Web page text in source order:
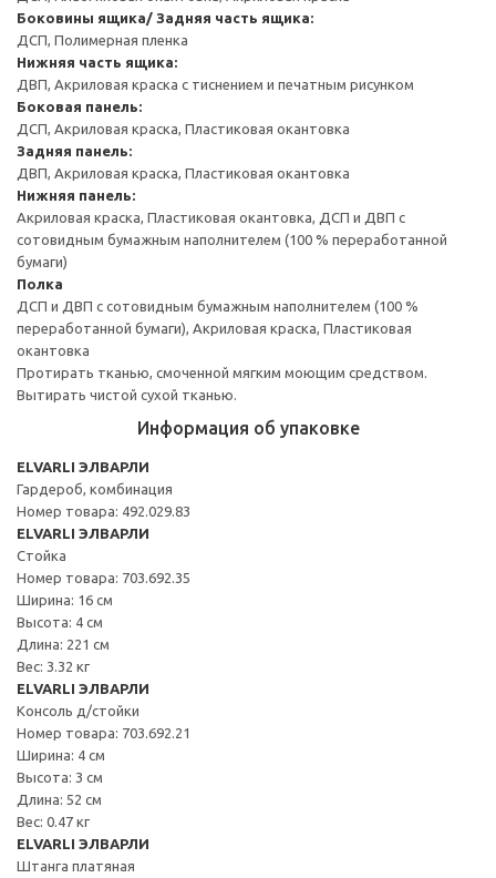
Боковины ящика/ Задняя часть ящика:
ДСП, Полимерная пленка
Нижняя часть ящика:
ДВП, Акриловая краска с тиснением и печатным рисунком
Боковая панель:
ДСП, Акриловая краска, Пластиковая окантовка
Задняя панель:
ДВП, Акриловая краска, Пластиковая окантовка
Нижняя панель:
Акриловая краска, Пластиковая окантовка, ДСП и ДВП с
сотовидным бумажным наполнителем (100 % переработанной
бумаги)
Полка
ДСП и ДВП с сотовидным бумажным наполнителем (100 %
переработанной бумаги), Акриловая краска, Пластиковая
окантовка
Протирать тканью, смоченной мягким моющим средством.
Вытирать чистой сухой тканью.
Информация об упаковке
ELVARLI ЭЛВАРЛИ
Гардероб, комбинация
Номер товара: 492.029.83
ELVARLI ЭЛВАРЛИ
Стойка
Номер товара: 703.692.35
Ширина: 16 см
Высота: 4 см
Длина: 221 см
Вес: 3.32 кг
ELVARLI ЭЛВАРЛИ
Консоль д/стойки
Номер товара: 703.692.21
Ширина: 4 см
Высота: 3 см
Длина: 52 см
Вес: 0.47 кг
ELVARLI ЭЛВАРЛИ
Штанга платяная